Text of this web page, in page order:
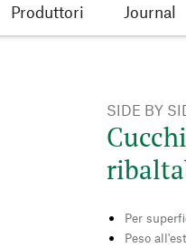
Produttori Journal
SIDE BY
Per
Peso